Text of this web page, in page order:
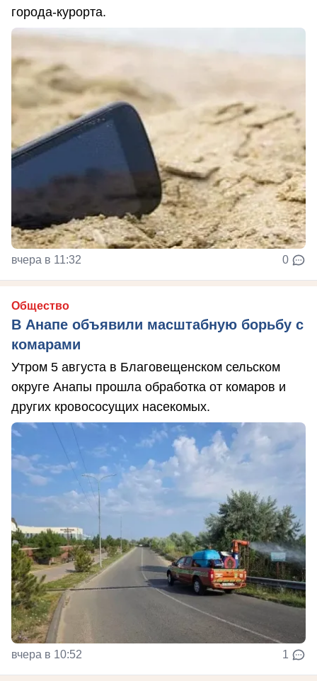
города-курорта.
вчера в 11:32 0
Общество
В Анапе объявили масштабную борьбу с
комарами
Утром 5 августа в Благовещенском сельском
округе Анапы прошла обработка от комаров и
других кровососущих насекомых.
вчера в 10:52 1